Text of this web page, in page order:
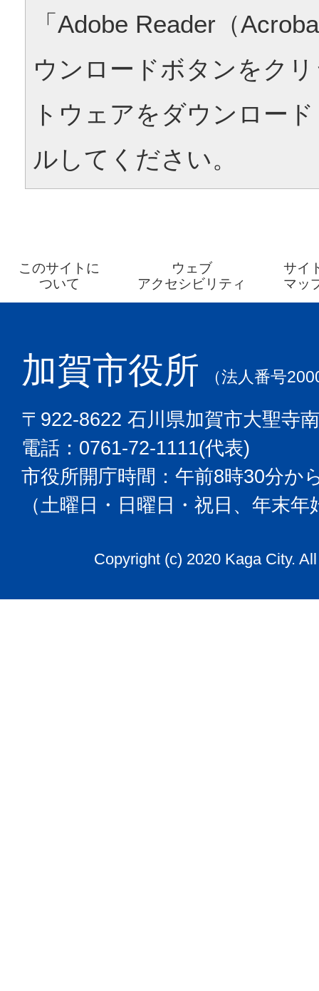
「Adobe Reader（
ウンロードボタンをク
トウェアをダウンロー
ルしてください。
このサイトに
ついて
ウェブ
アクセシビリティ
サイ
マッ
加賀市役所 （法人番号
〒922-8622 石川県加賀市大聖寺
電話：0761-72-1111(代表)
市役所開庁時間：午前8時30分か
（土曜日・日曜日・祝日、年末
Copyright (c) 2020 Kaga City.